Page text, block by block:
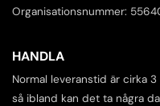
Organisationsnummer:
HANDLA
Normal leveranstid är cirka
så ibland kan det ta några